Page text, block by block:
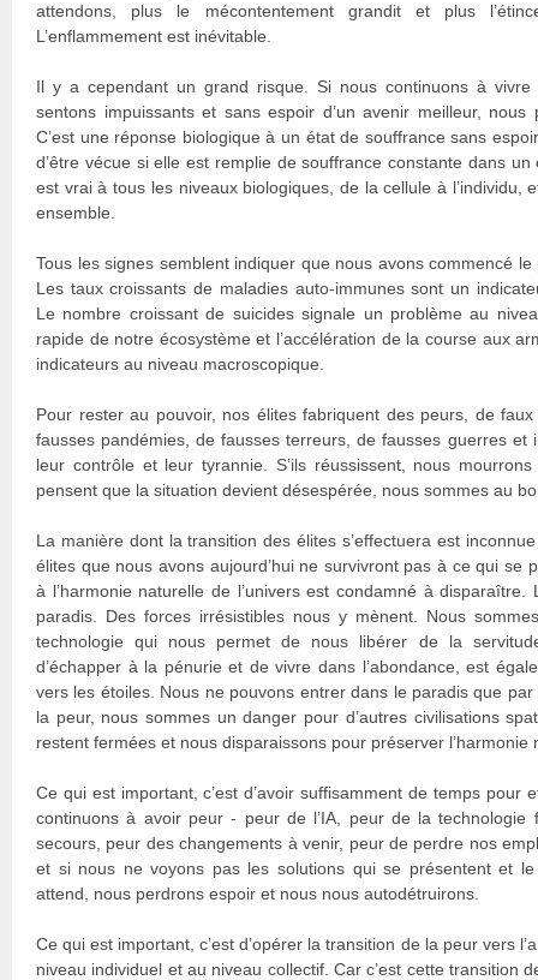
attendons, plus le mécontentement grandit et plus
L’enflammement est inévitable.
Il y a cependant un grand risque. Si nous continuons à
sentons impuissants et sans espoir d’un avenir meilleur, nous
C’est une réponse biologique à un état de souffrance sans
d’être vécue si elle est remplie de souffrance constante dans
est vrai à tous les niveaux biologiques, de la cellule à l’individu,
ensemble.
Tous les signes semblent indiquer que nous avons commencé le
Les taux croissants de maladies auto-immunes sont un
Le nombre croissant de suicides signale un problème au
rapide de notre écosystème et l’accélération de la course aux
indicateurs au niveau macroscopique.
Pour rester au pouvoir, nos élites fabriquent des peurs, de
fausses pandémies, de fausses terreurs, de fausses guerres et
leur contrôle et leur tyrannie. S’ils réussissent, nous
pensent que la situation devient désespérée, nous sommes au
La manière dont la transition des élites s’effectuera est
élites que nous avons aujourd’hui ne survivront pas à ce qui se
à l’harmonie naturelle de l’univers est condamné à disparaître.
paradis. Des forces irrésistibles nous y mènent. Nous
technologie qui nous permet de nous libérer de la
d’échapper à la pénurie et de vivre dans l’abondance, est
vers les étoiles. Nous ne pouvons entrer dans le paradis que par
la peur, nous sommes un danger pour d’autres civilisations
restent fermées et nous disparaissons pour préserver l’harmonie
Ce qui est important, c’est d’avoir suffisamment de temps pour
continuons à avoir peur - peur de l’IA, peur de la technologie
secours, peur des changements à venir, peur de perdre nos
et si nous ne voyons pas les solutions qui se présentent et
attend, nous perdrons espoir et nous nous autodétruirons.
Ce qui est important, c’est d’opérer la transition de la peur vers
niveau individuel et au niveau collectif. Car c’est cette transition